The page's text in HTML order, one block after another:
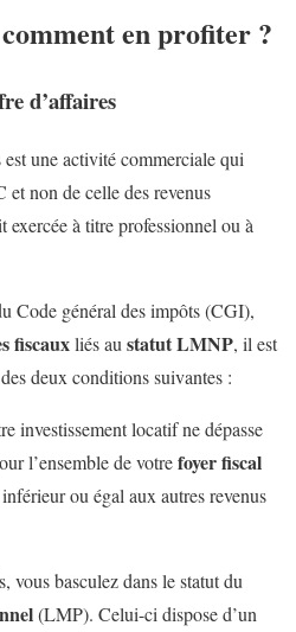
en profiter ?
d’affaires
une activité commerciale qui
et non de celle des revenus
à titre professionnel ou à
Code général des impôts (CGI),
fiscauxliés au statut LMNP, il est
deux conditions suivantes :
investissement locatif ne dépasse
l’ensemble de votrefoyer fiscal
ou égal aux autres revenus
vous basculez dans le statut du
(LMP). Celui-ci dispose d’un